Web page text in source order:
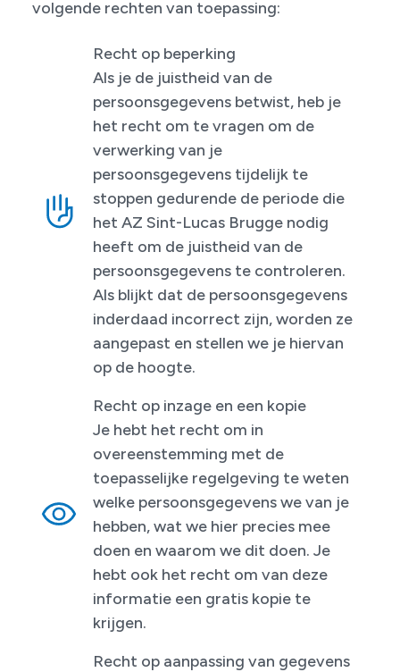
volgende rechten van toepassing:
Recht op beperking
Als je de juistheid van de
persoonsgegevens betwist, heb je
het recht om te vragen om de
verwerking van je
persoonsgegevens tijdelijk te
stoppen gedurende de periode die
het AZ Sint-Lucas Brugge nodig
heeft om de juistheid van de
persoonsgegevens te controleren.
Als blijkt dat de persoonsgegevens
inderdaad incorrect zijn, worden ze
aangepast en stellen we je hiervan
op de hoogte.
Recht op inzage en een kopie
Je hebt het recht om in
overeenstemming met de
toepasselijke regelgeving te weten
welke persoonsgegevens we van je
hebben, wat we hier precies mee
doen en waarom we dit doen. Je
hebt ook het recht om van deze
informatie een gratis kopie te
krijgen.
Recht op aanpassing van gegevens